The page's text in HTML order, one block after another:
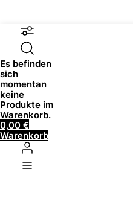
Es befinden
sich
momentan
keine
Produkte im
Warenkorb.
0,00 €
Warenkorb